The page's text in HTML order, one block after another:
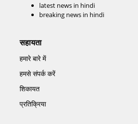
latest news in hindi
breaking news in hindi
सहायता
हमारे बारे में
हमसे संपर्क करें
शिकायत
प्रतिक्रिया